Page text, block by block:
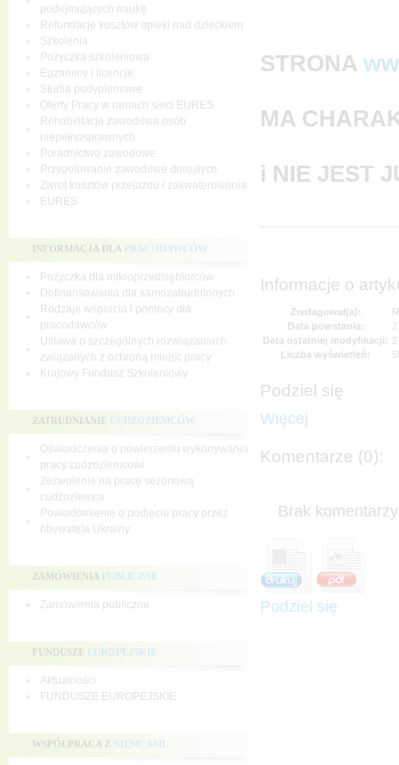
podejmujących naukę
Refundacje kosztów opieki nad dzieckiem
Szkolenia
Pożyczka szkoleniowa
Egzaminy i licencje
Studia podyplomowe
Oferty Pracy w ramach sieci EURES
Rehabilitacja zawodowa osób
niepełnosprawnych
Poradnictwo zawodowe
Przygotowanie zawodowe dorosłych
Zwrot kosztów przejazdu i zakwaterowania
EURES
INFORMACJA DLA PRACODAWCÓW
Pożyczka dla mikroprzedsiębiorców
Dofinansowania dla samozatrudnionych
Rodzaje wsparcia i pomocy dla
pracodawców
Ustawa o szczególnych rozwiązaniach
związanych z ochroną miejsc pracy
Krajowy Fundusz Szkoleniowy
ZATRUDNIANIE CUDZOZIEMCÓW
Oświadczenia o powierzeniu wykonywania
pracy cudzoziemcowi
Zezwolenie na pracę sezonową
cudzoziemca
Powiadomienie o podjęciu pracy przez
obywatela Ukrainy
ZAMÓWIENIA PUBLICZNE
Zamówienia publiczne
FUNDUSZE EUROPEJSKIE
Aktualności
FUNDUSZE EUROPEJSKIE
WSPÓŁPRACA Z NIEMCAMI
STRONA
MA
i NIE JEST
Informacje o
Zredagował(a):
Data powstania:
Data ostatniej modyfikacji:
Liczba wyświetleń:
Podziel się
Więcej
Komentarze (0):
Brak
Podziel się